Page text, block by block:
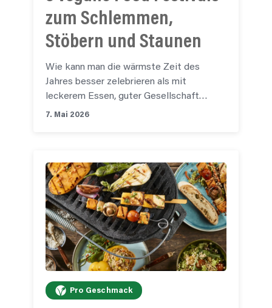
zum Schlemmen,
Stöbern und Staunen
Wie kann man die wärmste Zeit des
Jahres besser zelebrieren als mit
leckerem Essen, guter Gesellschaft…
7. Mai 2026
Pro Geschmack